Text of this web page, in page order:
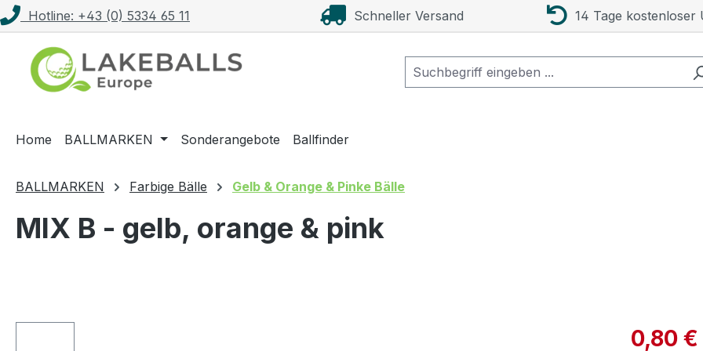
Hauptinhalt springen
Zur Suche springen
Zur Hauptnavigation springen
Hotline: +43 (0) 5334 65 11 Schneller Versand 14 Tage kostenloser
Home BALLMARKEN Sonderangebote Ballfinder
BALLMARKEN Farbige Bälle Gelb & Orange & Pinke Bälle
MIX B - gelb, orange & pink
0,80 €